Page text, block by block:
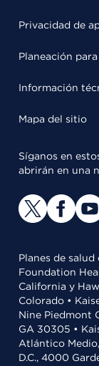
Privacidad de
Planeación
Información
Mapa del sitio
Síganos en
abrirán en una
Planes de
Foundation
California y
Colorado •
Nine Piedmont
GA 30305 •
Atlántico
D.C., 4000